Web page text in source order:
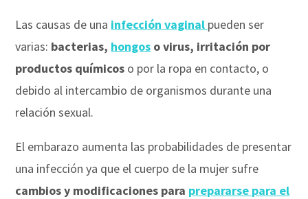
Las causas de una infección vaginal pueden ser
varias: bacterias, hongos o virus, irritación por
productos químicos o por la ropa en contacto, o
debido al intercambio de organismos durante una
relación sexual.
El embarazo aumenta las probabilidades de presentar
una infección ya que el cuerpo de la mujer sufre
cambios y modificaciones para prepararse para el